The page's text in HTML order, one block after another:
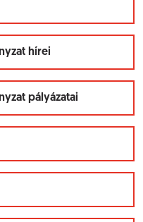
hírei
pályázatai